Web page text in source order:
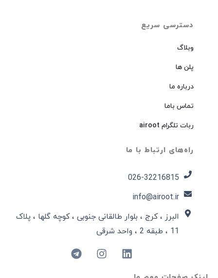
دسترسی سریع
وبلاگ
پلن ها
درباره ما
تماس باما
ربات تلگرام airoot
راه‌های ارتباط با ما
026-32216815​
info@airoot.ir
البرز ، کرج ، بلوار طالقانی جنوبی ، کوچه گلها ، پلاک
11 ، طبقه 2 ، واحد شرقی